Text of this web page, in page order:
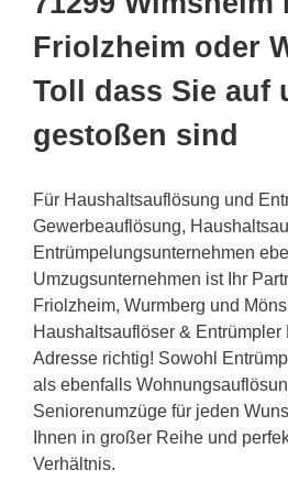
Friolzheim oder
Toll dass Sie auf
gestoßen sind
Für Haushaltsauflösung und
Gewerbeauflösung,
Entrümpelungsunternehmen
Umzugsunternehmen ist Ihr
Friolzheim, Wurmberg und
Haushaltsauflöser &
Adresse richtig! Sowohl
als ebenfalls
Seniorenumzüge für jeden
Ihnen in großer Reihe und
Verhältnis.